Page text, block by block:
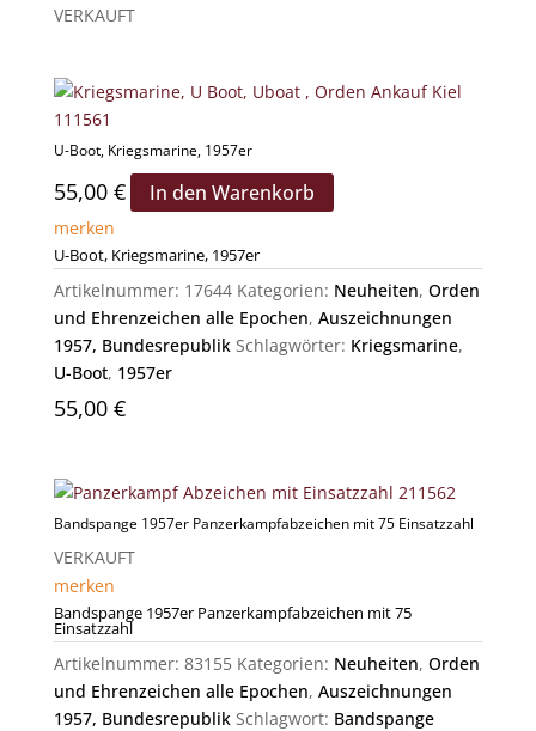
VERKAUFT
U-Boot, Kriegsmarine, 1957er
55,00 € In den Warenkorb
merken
U-Boot, Kriegsmarine, 1957er
Artikelnummer: 17644 Kategorien: Neuheiten, Orden
und Ehrenzeichen alle Epochen, Auszeichnungen
1957, Bundesrepublik Schlagwörter: Kriegsmarine,
U-Boot, 1957er
55,00 €
Bandspange 1957er Panzerkampfabzeichen mit 75 Einsatzzahl
VERKAUFT
merken
Bandspange 1957er Panzerkampfabzeichen mit 75
Einsatzzahl
Artikelnummer: 83155 Kategorien: Neuheiten, Orden
und Ehrenzeichen alle Epochen, Auszeichnungen
1957, Bundesrepublik Schlagwort: Bandspange